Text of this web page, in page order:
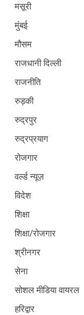
मसूरी
मुंबई
मौसम
राजधानी दिल्ली
राजनीति
रुड़की
रुद्रपुर
रुद्रप्रयाग
रोजगार
वर्ल्ड न्यूज़
विदेश
शिक्षा
शिक्षा/रोजगार
श्रीनगर
सेना
सोशल मीडिया वायरल
हरिद्वार